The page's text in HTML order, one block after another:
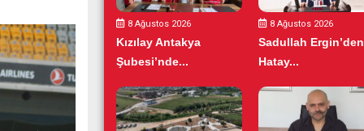
8 Ağustos 2026
Kızılay Antakya
Şubesi’nde...
8 Ağustos 2026
Sadullah Ergin’den
Hatay...